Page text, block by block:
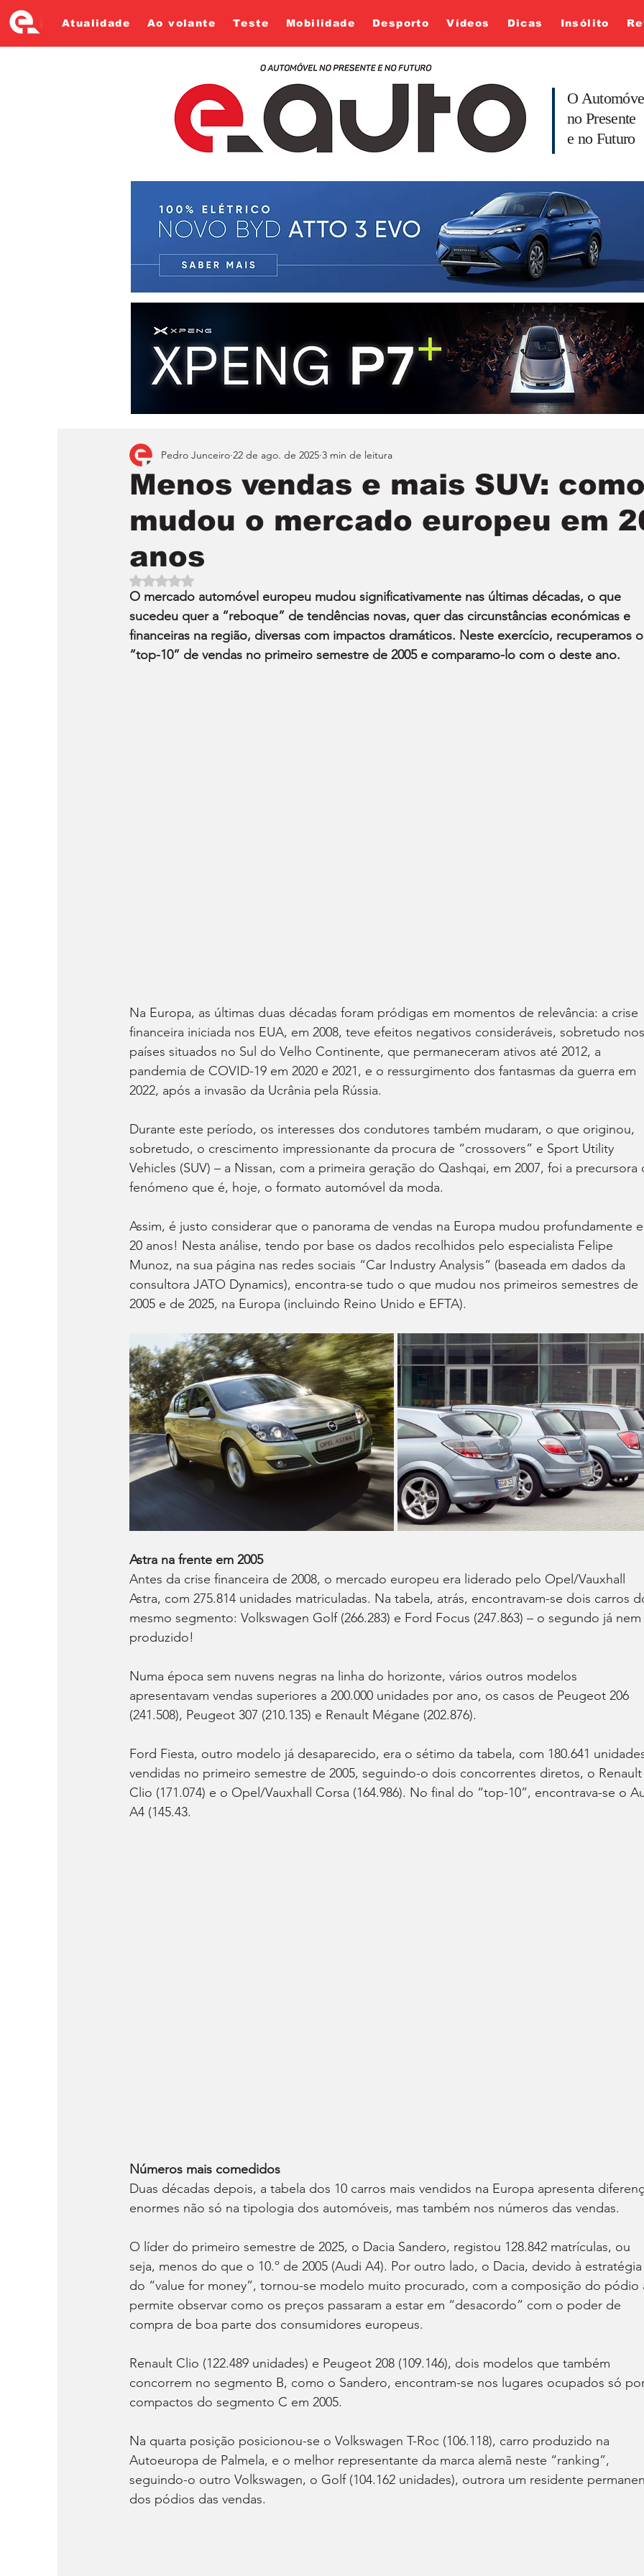
Atualidade Ao volante Teste Mobilidade Desporto Vídeos Dicas Insólito
O
no Presente
e no Futuro
Menos vendas e mais SUV:
mudou o mercado europeu em
anos
Pedro Junceiro 22 de ago. de 2025 3 min de leitura
Avaliado com NaN de 5 estrelas.
O mercado automóvel europeu mudou significativamente nas últimas décadas, o que
sucedeu quer a “reboque” de tendências novas, quer das circunstâncias económicas e
financeiras na região, diversas com impactos dramáticos. Neste exercício, recuperamos
“top-10” de vendas no primeiro semestre de 2005 e comparamo-lo com o deste ano.
Na Europa, as últimas duas décadas foram pródigas em momentos de relevância: a crise
financeira iniciada nos EUA, em 2008, teve efeitos negativos consideráveis, sobretudo
países situados no Sul do Velho Continente, que permaneceram ativos até 2012, a
pandemia de COVID-19 em 2020 e 2021, e o ressurgimento dos fantasmas da guerra em
2022, após a invasão da Ucrânia pela Rússia.
Durante este período, os interesses dos condutores também mudaram, o que originou,
sobretudo, o crescimento impressionante da procura de “crossovers” e Sport Utility
Vehicles (SUV) – a Nissan, com a primeira geração do Qashqai, em 2007, foi a
fenómeno que é, hoje, o formato automóvel da moda.
Assim, é justo considerar que o panorama de vendas na Europa mudou profundamente
20 anos! Nesta análise, tendo por base os dados recolhidos pelo especialista Felipe
Munoz, na sua página nas redes sociais “Car Industry Analysis” (baseada em dados da
consultora JATO Dynamics), encontra-se tudo o que mudou nos primeiros semestres de
2005 e de 2025, na Europa (incluindo Reino Unido e EFTA).
Astra na frente em 2005
Antes da crise financeira de 2008, o mercado europeu era liderado pelo Opel/Vauxhall
Astra, com 275.814 unidades matriculadas. Na tabela, atrás, encontravam-se dois carros
mesmo segmento: Volkswagen Golf (266.283) e Ford Focus (247.863) – o segundo já
produzido!
Numa época sem nuvens negras na linha do horizonte, vários outros modelos
apresentavam vendas superiores a 200.000 unidades por ano, os casos de Peugeot 206
(241.508), Peugeot 307 (210.135) e Renault Mégane (202.876).
Ford Fiesta, outro modelo já desaparecido, era o sétimo da tabela, com 180.641
vendidas no primeiro semestre de 2005, seguindo-o dois concorrentes diretos, o
Clio (171.074) e o Opel/Vauxhall Corsa (164.986). No final do “top-10”, encontrava-se o
A4 (145.43.
Números mais comedidos
Duas décadas depois, a tabela dos 10 carros mais vendidos na Europa apresenta
enormes não só na tipologia dos automóveis, mas também nos números das vendas.
O líder do primeiro semestre de 2025, o Dacia Sandero, registou 128.842 matrículas, ou
seja, menos do que o 10.º de 2005 (Audi A4). Por outro lado, o Dacia, devido à
do “value for money”, tornou-se modelo muito procurado, com a composição do
permite observar como os preços passaram a estar em “desacordo” com o poder de
compra de boa parte dos consumidores europeus.
Renault Clio (122.489 unidades) e Peugeot 208 (109.146), dois modelos que também
concorrem no segmento B, como o Sandero, encontram-se nos lugares ocupados só
compactos do segmento C em 2005.
Na quarta posição posicionou-se o Volkswagen T-Roc (106.118), carro produzido na
Autoeuropa de Palmela, e o melhor representante da marca alemã neste “ranking”,
seguindo-o outro Volkswagen, o Golf (104.162 unidades), outrora um residente
dos pódios das vendas.